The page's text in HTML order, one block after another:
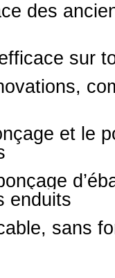
des
sur
et le
enduits
sans